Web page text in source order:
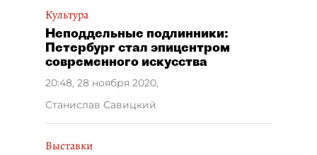
Культура
Неподдельные подлинники:
Петербург стал эпицентром
современного искусства
20:48, 28 ноября 2020,
Станислав Савицкий
Выставки